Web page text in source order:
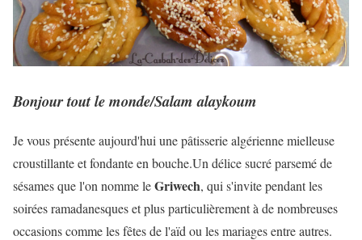
Bonjour tout le monde/Salam alaykoum
Je vous présente aujourd'hui une pâtisserie algérienne mielleuse
croustillante et fondante en bouche.Un délice sucré parsemé de
sésames que l'on nomme leGriwech, qui s'invite pendant les
soirées ramadanesques et plus particulièrement à de nombreuses
occasions comme les fêtes de l'aïd ou les mariages entre autres.